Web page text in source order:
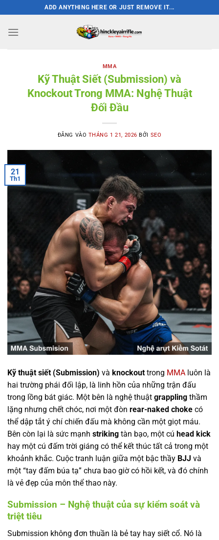
nội
ADD ANYTHING HERE OR JUST REMOVE IT...
MMA
Kỹ Thuật Siết (Submission) và
Knockout Trong MMA: Nghệ Thuật
Đối Đầu
ĐĂNG VÀO THÁNG 1 21, 2026 BỞI SEO
21
Th1
Kỹ thuật siết (Submission) và knockout trong MMA luôn là
hai trường phái đối lập, là linh hồn của những trận đấu
trong lồng bát giác. Một bên là nghệ thuật grappling thầm
lặng nhưng chết chóc, nơi một đòn rear-naked choke có
thể dập tắt ý chí chiến đấu mà không cần một giọt máu.
Bên còn lại là sức mạnh striking tàn bạo, một cú head kick
hay một cú đấm trời giáng có thể kết thúc tất cả trong một
khoảnh khắc. Cuộc tranh luận giữa một bậc thầy BJJ và
một “tay đấm búa tạ” chưa bao giờ có hồi kết, và đó chính
là vẻ đẹp của môn thể thao này.
Submission – Nghệ thuật của sự kiểm soát và
triệt tiêu
Submission không đơn thuần là bẻ tay hay siết cổ. Nó là